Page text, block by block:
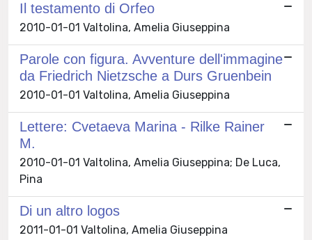
Il testamento di Orfeo
2010-01-01 Valtolina, Amelia Giuseppina
Parole con figura. Avventure dell'immagine
da Friedrich Nietzsche a Durs Gruenbein
2010-01-01 Valtolina, Amelia Giuseppina
Lettere: Cvetaeva Marina - Rilke Rainer
M.
2010-01-01 Valtolina, Amelia Giuseppina; De Luca,
Pina
Di un altro logos
2011-01-01 Valtolina, Amelia Giuseppina